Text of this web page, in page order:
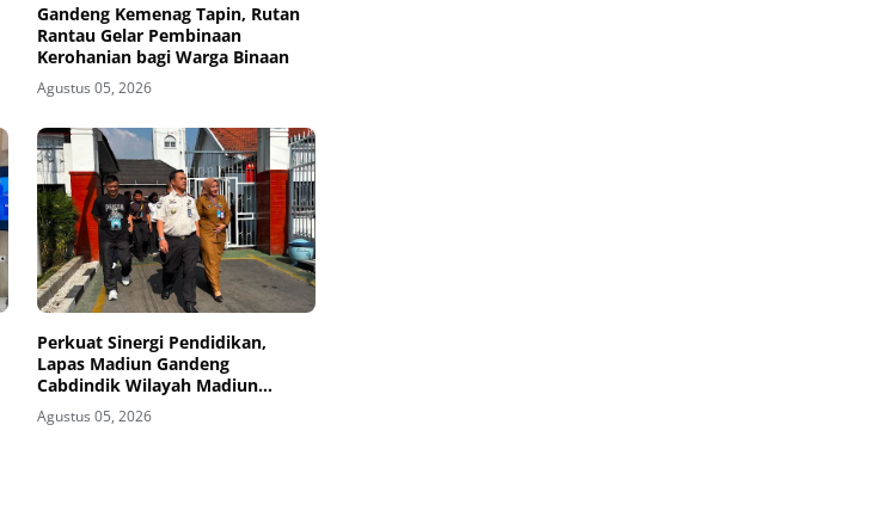
Gandeng Kemenag Tapin, Rutan
Rantau Gelar Pembinaan
Kerohanian bagi Warga Binaan
Agustus 05, 2026
Perkuat Sinergi Pendidikan,
Lapas Madiun Gandeng
Cabdindik Wilayah Madiun
Hadirkan Program TITL
Agustus 05, 2026